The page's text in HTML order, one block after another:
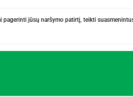
pagerinti jūsų naršymo patirtį, teikti